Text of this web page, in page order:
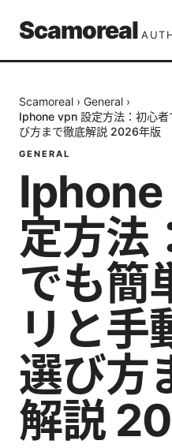
Scamoreal
Scamoreal › General ›
Iphone vpn 設定方法：初心
び方まで徹底解説 2026年版
GENERAL
定方法
でも簡
リと手
選び方
解説